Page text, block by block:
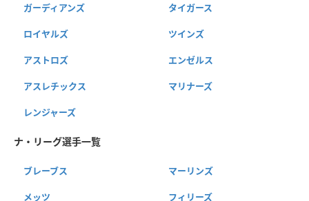
ガーディアンズ タイガース
ロイヤルズ ツインズ
アストロズ エンゼルス
アスレチックス マリナーズ
レンジャーズ
ナ・リーグ選手一覧
ブレーブス マーリンズ
メッツ フィリーズ